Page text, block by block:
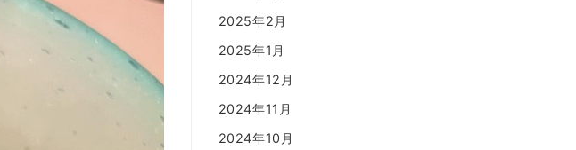
2025年2月
2025年1月
2024年12月
2024年11月
2024年10月